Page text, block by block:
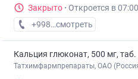
Закрыто · Откроется в 07:00
+998 (97) XXX-XX-XX
смотреть
Кальция глюконат, 500 мг,
Татхимфармпрепараты, ОАО